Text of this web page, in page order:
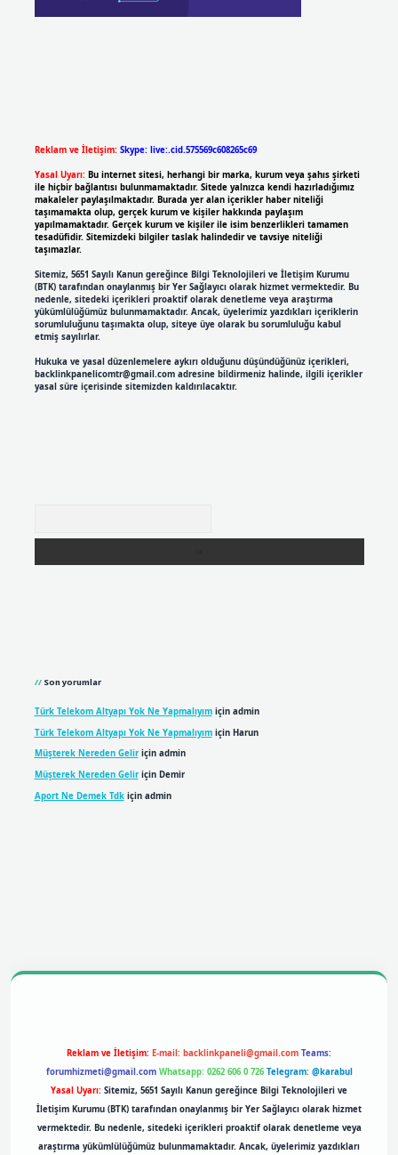
Reklam ve İletişim: Skype: live:.cid.575569c608265c69
Yasal Uyarı: Bu internet sitesi, herhangi bir marka, kurum veya şahıs şirketi
ile hiçbir bağlantısı bulunmamaktadır. Sitede yalnızca kendi hazırladığımız
makaleler paylaşılmaktadır. Burada yer alan içerikler haber niteliği
taşımamakta olup, gerçek kurum ve kişiler hakkında paylaşım
yapılmamaktadır. Gerçek kurum ve kişiler ile isim benzerlikleri tamamen
tesadüfidir. Sitemizdeki bilgiler taslak halindedir ve tavsiye niteliği
taşımazlar.
Sitemiz, 5651 Sayılı Kanun gereğince Bilgi Teknolojileri ve İletişim Kurumu
(BTK) tarafından onaylanmış bir Yer Sağlayıcı olarak hizmet vermektedir. Bu
nedenle, sitedeki içerikleri proaktif olarak denetleme veya araştırma
yükümlülüğümüz bulunmamaktadır. Ancak, üyelerimiz yazdıkları içeriklerin
sorumluluğunu taşımakta olup, siteye üye olarak bu sorumluluğu kabul
etmiş sayılırlar.
Hukuka ve yasal düzenlemelere aykırı olduğunu düşündüğünüz içerikleri,
backlinkpanelicomtr@gmail.comadresine bildirmeniz halinde, ilgili içerikler
yasal süre içerisinde sitemizden kaldırılacaktır.
Son yorumlar
Türk Telekom Altyapı Yok Ne Yapmalıyımiçin admin
Türk Telekom Altyapı Yok Ne Yapmalıyımiçin Harun
Müşterek Nereden Geliriçin admin
Müşterek Nereden Geliriçin Demir
Aport Ne Demek Tdkiçin admin
Reklam ve İletişim: E-mail: backlinkpaneli@gmail.com Teams:
forumhizmeti@gmail.com Whatsapp: 0262 606 0 726 Telegram: @karabul
Yasal Uyarı: Sitemiz, 5651 Sayılı Kanun gereğince Bilgi Teknolojileri ve
İletişim Kurumu (BTK) tarafından onaylanmış bir Yer Sağlayıcı olarak hizmet
vermektedir. Bu nedenle, sitedeki içerikleri proaktif olarak denetleme veya
araştırma yükümlülüğümüz bulunmamaktadır. Ancak, üyelerimiz yazdıkları